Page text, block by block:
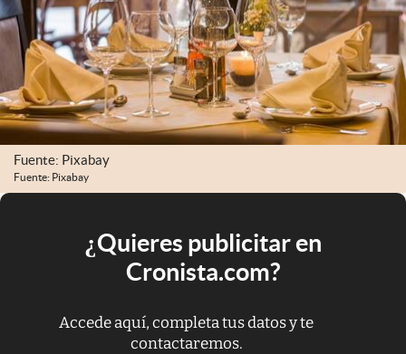
Fuente: Pixabay
Fuente: Pixabay
¿Quieres publicitar en
Cronista.com?
Accede aquí, completa tus datos y te
contactaremos.